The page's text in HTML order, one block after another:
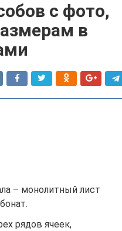
с фото,
в
– монолитный лист
рядов ячеек,